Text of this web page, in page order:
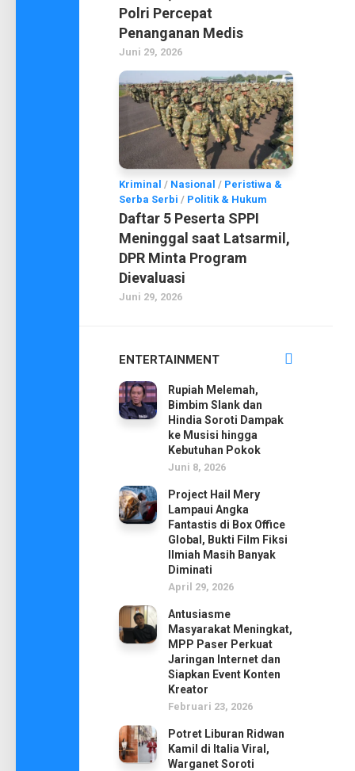
Polri Percepat
Penanganan Medis
Juni 29, 2026
Kriminal / Nasional / Peristiwa &
Serba Serbi / Politik & Hukum
Daftar 5 Peserta SPPI
Meninggal saat Latsarmil,
DPR Minta Program
Dievaluasi
Juni 29, 2026
ENTERTAINMENT
Rupiah Melemah,
Bimbim Slank dan
Hindia Soroti Dampak
ke Musisi hingga
Kebutuhan Pokok
Juni 8, 2026
Project Hail Mery
Lampaui Angka
Fantastis di Box Office
Global, Bukti Film Fiksi
Ilmiah Masih Banyak
Diminati
April 29, 2026
Antusiasme
Masyarakat Meningkat,
MPP Paser Perkuat
Jaringan Internet dan
Siapkan Event Konten
Kreator
Februari 23, 2026
Potret Liburan Ridwan
Kamil di Italia Viral,
Warganet Soroti